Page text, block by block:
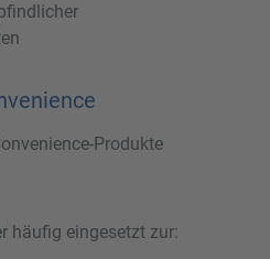
Produkte
häufig eingesetzt zur: